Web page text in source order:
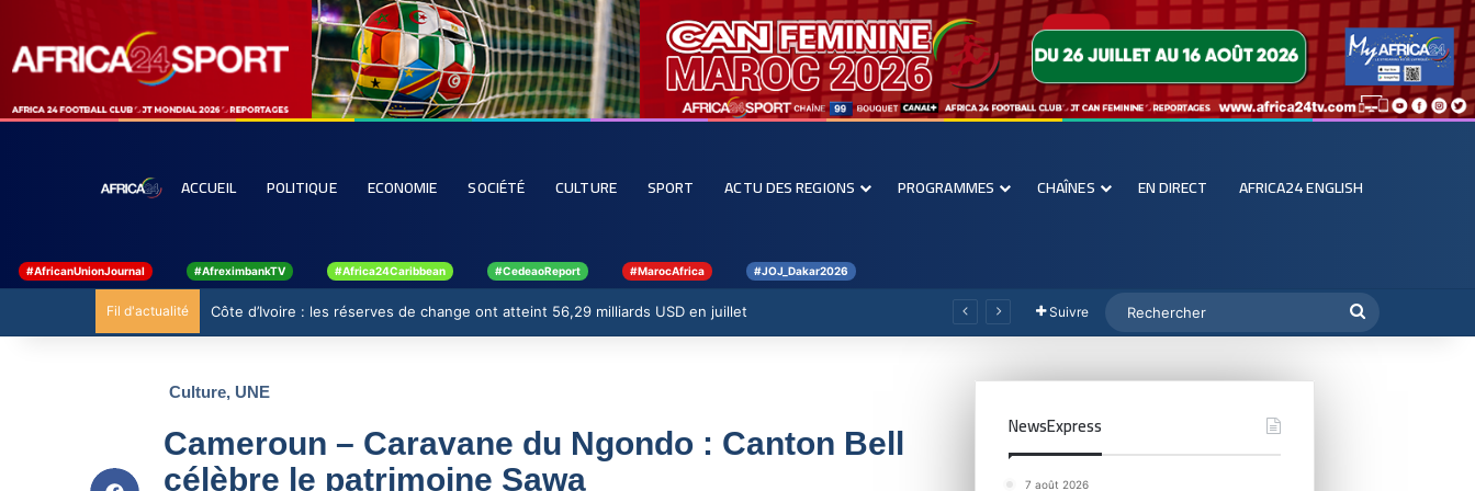
ACCUEIL POLITIQUE ECONOMIE SOCIÉTÉ CULTURE SPORT ACTU DES REGIONS PROGRAMMES CHAÎNES EN DIRECT AFRICA24 ENGLISH
#AfricanUnionJournal #AfreximbankTV #Africa24Caribbean #CedeaoReport #MarocAfrica #JOJ_Dakar2026
Fil d'actualité Côte d’Ivoire : les réserves de change ont atteint 56,29 milliards USD en juillet Suivre
Culture, UNE
Cameroun – Caravane du Ngondo : Canton Bell
célèbre le patrimoine Sawa
NewsExpress
7 août 2026